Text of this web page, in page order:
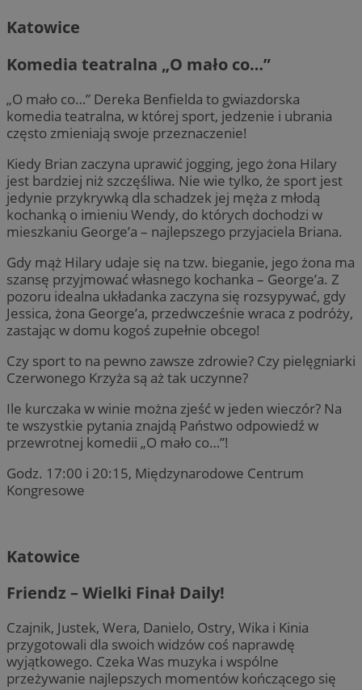
Katowice
Komedia teatralna „O mało co…”
„O mało co…” Dereka Benfielda to gwiazdorska
komedia teatralna, w której sport, jedzenie i ubrania
często zmieniają swoje przeznaczenie!
Kiedy Brian zaczyna uprawić jogging, jego żona Hilary
jest bardziej niż szczęśliwa. Nie wie tylko, że sport jest
jedynie przykrywką dla schadzek jej męża z młodą
kochanką o imieniu Wendy, do których dochodzi w
mieszkaniu George’a – najlepszego przyjaciela Briana.
Gdy mąż Hilary udaje się na tzw. bieganie, jego żona ma
szansę przyjmować własnego kochanka – George’a. Z
pozoru idealna układanka zaczyna się rozsypywać, gdy
Jessica, żona George’a, przedwcześnie wraca z podróży,
zastając w domu kogoś zupełnie obcego!
Czy sport to na pewno zawsze zdrowie? Czy pielęgniarki
Czerwonego Krzyża są aż tak uczynne?
Ile kurczaka w winie można zjeść w jeden wieczór? Na
te wszystkie pytania znajdą Państwo odpowiedź w
przewrotnej komedii „O mało co…”!
Godz. 17:00 i 20:15, Międzynarodowe Centrum
Kongresowe
Katowice
Friendz – Wielki Finał Daily!
Czajnik, Justek, Wera, Danielo, Ostry, Wika i Kinia
przygotowali dla swoich widzów coś naprawdę
wyjątkowego. Czeka Was muzyka i wspólne
przeżywanie najlepszych momentów kończącego się